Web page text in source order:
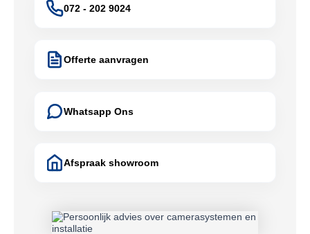
072 - 202 9024
Offerte aanvragen
Whatsapp Ons
Afspraak showroom